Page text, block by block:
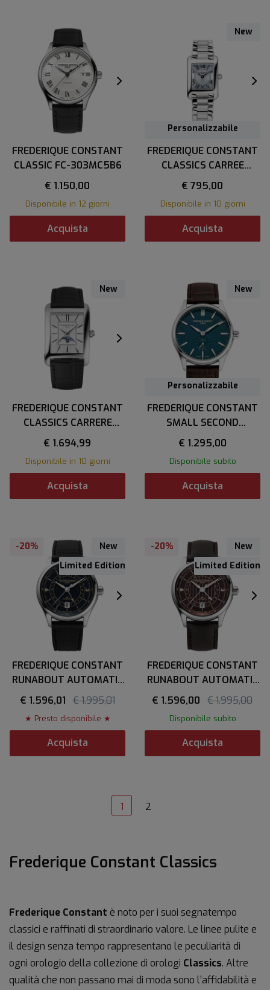
FREDERIQUE CONSTANT
CLASSIC FC-303MC5B6
€ 1.150,00
Disponibile in 12 giorni
Acquista
Personalizzabile
New
FREDERIQUE CONSTANT
CLASSICS CARREE
LADIES
€ 795,00
Disponibile in 10 giorni
Acquista
New
FREDERIQUE CONSTANT
CLASSICS CARRERE
MOONPHASE AUTO
€ 1.694,99
Disponibile in 10 giorni
Acquista
New
Personalizzabile
FREDERIQUE CONSTANT
SMALL SECOND
AUTOMATIC
€ 1.295,00
Disponibile subito
Acquista
-20%
Limited Edition
New
FREDERIQUE CONSTANT
RUNABOUT AUTOMATIC
GMT
€ 1.596,01 € 1.995,01
★ Presto disponibile ★
Acquista
-20%
Limited Edition
New
FREDERIQUE CONSTANT
RUNABOUT AUTOMATIC
GMT
€ 1.596,00 € 1.995,00
Disponibile subito
Acquista
1 2
Frederique Constant Classics
Frederique Constant è noto per i suoi segnatempo
classici e raffinati di straordinario valore. Le linee pulite e
il design senza tempo rappresentano le peculiarità di
ogni orologio della collezione di orologi Classics. Altre
qualità che non passano mai di moda sono l’affidabilità e